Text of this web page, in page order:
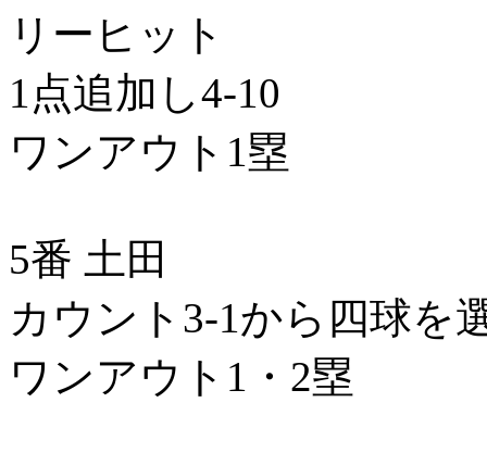
リーヒット
1点追加し4-10
ワンアウト1塁
5番 土田
カウント3-1から四球を
ワンアウト1・2塁